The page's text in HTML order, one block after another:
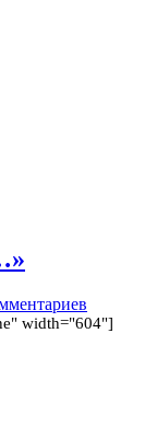
width="604"]